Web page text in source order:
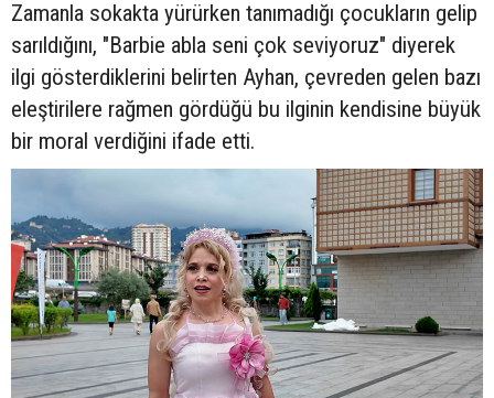
Zamanla sokakta yürürken tanımadığı çocukların gelip
sarıldığını, "Barbie abla seni çok seviyoruz" diyerek
ilgi gösterdiklerini belirten Ayhan, çevreden gelen bazı
eleştirilere rağmen gördüğü bu ilginin kendisine büyük
bir moral verdiğini ifade etti.